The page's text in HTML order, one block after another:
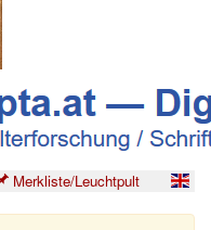
Merkliste/Leuchtpult